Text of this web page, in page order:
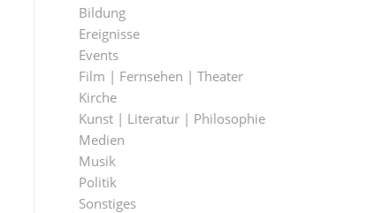
Bildung
Ereignisse
Events
Film | Fernsehen | Theater
Kirche
Kunst | Literatur | Philosophie
Medien
Musik
Politik
Sonstiges